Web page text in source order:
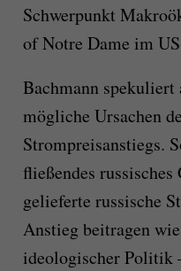
Schwerpunkt
of Notre Dame im
Bachmann spekuliert
mögliche Ursachen
Strompreisanstiegs.
fließendes
gelieferte russische
Anstieg beitragen
ideologischer Politik